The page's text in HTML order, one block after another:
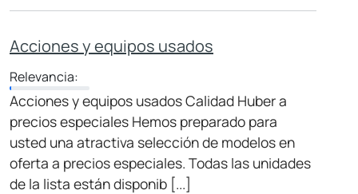
Acciones y equipos usados
Relevancia:
Acciones y equipos usados Calidad Huber a
precios especiales Hemos preparado para
usted una atractiva selección de modelos en
oferta a precios especiales. Todas las unidades
de la lista están disponib [...]